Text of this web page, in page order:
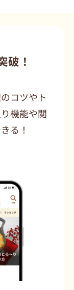
破！
コツやト
機能や閲
る！